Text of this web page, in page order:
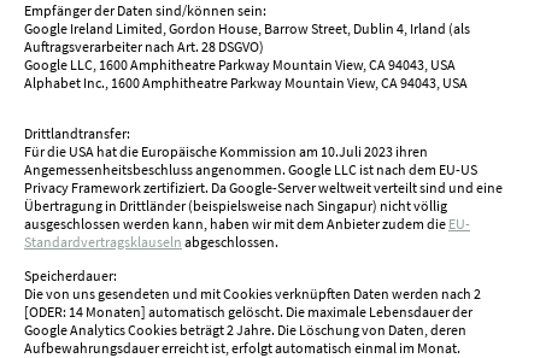
Empfänger der Daten sind/können sein:
Google Ireland Limited, Gordon House, Barrow Street, Dublin 4, Irland (als
Auftragsverarbeiter nach Art. 28 DSGVO)
Google LLC, 1600 Amphitheatre Parkway Mountain View, CA 94043, USA
Alphabet Inc., 1600 Amphitheatre Parkway Mountain View, CA 94043, USA
Drittlandtransfer:
Für die USA hat die Europäische Kommission am 10.Juli 2023 ihren
Angemessenheitsbeschluss angenommen. Google LLC ist nach dem EU-US
Privacy Framework zertifiziert. Da Google-Server weltweit verteilt sind und eine
Übertragung in Drittländer (beispielsweise nach Singapur) nicht völlig
ausgeschlossen werden kann, haben wir mit dem Anbieter zudem die EU-
Standardvertragsklauseln abgeschlossen.
Speicherdauer:
Die von uns gesendeten und mit Cookies verknüpften Daten werden nach 2
[ODER: 14 Monaten] automatisch gelöscht. Die maximale Lebensdauer der
Google Analytics Cookies beträgt 2 Jahre. Die Löschung von Daten, deren
Aufbewahrungsdauer erreicht ist, erfolgt automatisch einmal im Monat.